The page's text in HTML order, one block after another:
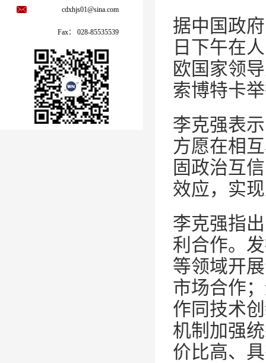
cdxhjs01@sina.com
Fax： 028-85535539
据中国政
日下午在
欧国家领
索博特卡
李克强表
方愿在相
固政治互
效应，实
李克强指
利合作。
等领域开
市场合作
作同技术
机制加强
价比高、